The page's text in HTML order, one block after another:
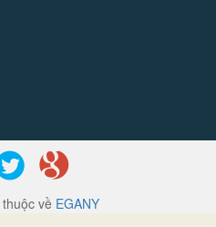
về EGANY